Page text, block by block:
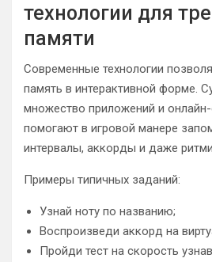
технологии для
памяти
Современные технологии
память в интерактивной форме.
множество приложений и
помогают в игровой манере
интервалы, аккорды и даже
Примеры типичных заданий:
Узнай ноту по названию;
Воспроизведи аккорд на
Пройди тест на скорость